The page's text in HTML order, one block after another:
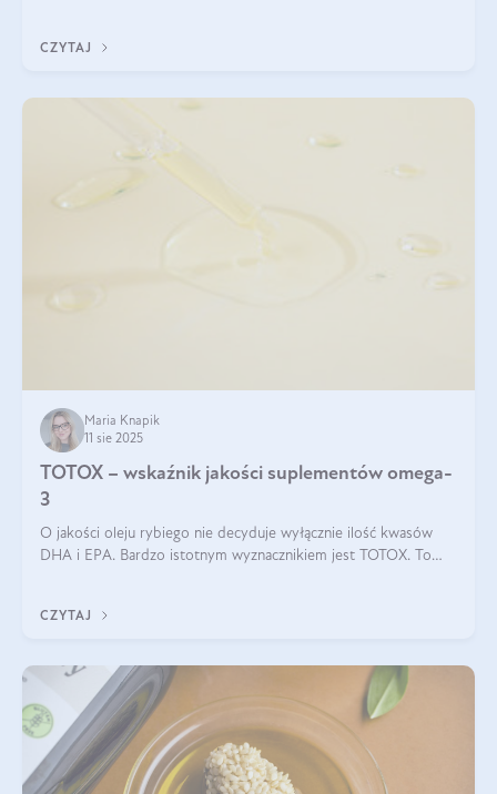
CZYTAJ
Maria Knapik
11 sie 2025
TOTOX – wskaźnik jakości suplementów omega-
3
O jakości oleju rybiego nie decyduje wyłącznie ilość kwasów
DHA i EPA. Bardzo istotnym wyznacznikiem jest TOTOX. To
CZYTAJ